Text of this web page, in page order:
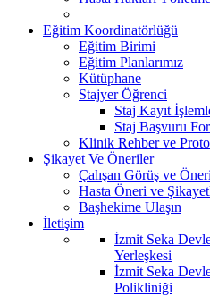
Eğitim Koordinatörlüğü
Eğitim Birimi
Eğitim Planlarımız
Kütüphane
Stajyer Öğrenci
Staj Kayıt
Staj Başvuru
Klinik Rehber ve
Şikayet Ve Öneriler
Çalışan Görüş ve Öneri
Hasta Öneri ve
Başhekime Ulaşın
İletişim
İzmit Seka
Yerleşkesi
İzmit Seka
Polikliniği